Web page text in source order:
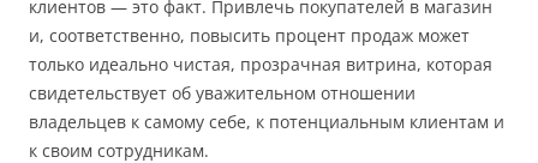
клиентов — это факт. Привлечь покупателей в магазин
и, соответственно, повысить процент продаж может
только идеально чистая, прозрачная витрина, которая
свидетельствует об уважительном отношении
владельцев к самому себе, к потенциальным клиентам и
к своим сотрудникам.